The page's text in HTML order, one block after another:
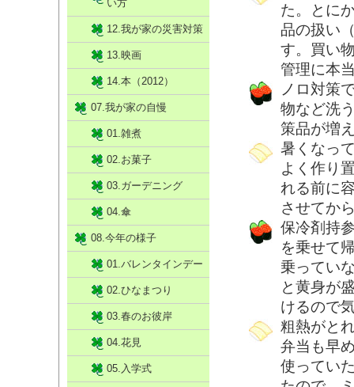
た。とに
品の扱い
す。買い
管理に本
ノロ対策
物など洗
策品が増
暑くなっ
よく作り
れる前に
させてか
保冷剤持
を乗せて
乗ってい
と黄身が
けるので
粗熱がと
弁当も早
使ってい
い方
12.我が家の災害対策
13.映画
14.本（2012）
07.我が家の自慢
01.雑煮
02.お菓子
03.ガーデニング
04.傘
08.今年の様子
01.バレンタインデー
02.ひなまつり
03.春のお彼岸
04.花見
05.入学式